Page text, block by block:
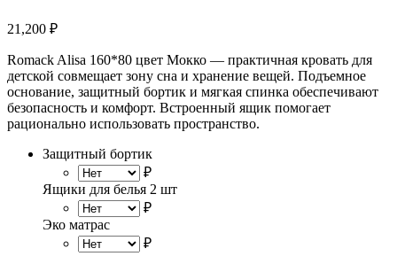
21,200 ₽
Romack Alisa 160*80 цвет Мокко — практичная кровать для
детской совмещает зону сна и хранение вещей. Подъемное
основание, защитный бортик и мягкая спинка обеспечивают
безопасность и комфорт. Встроенный ящик помогает
рационально использовать пространство.
Защитный бортик
₽
Ящики для белья 2 шт
₽
Эко матрас
₽